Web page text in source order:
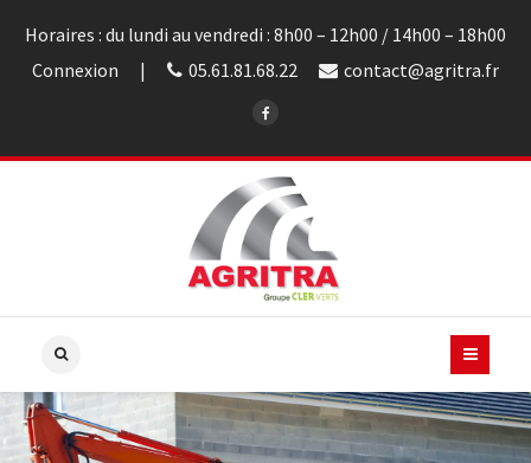
Horaires : du lundi au vendredi : 8h00 – 12h00 / 14h00 – 18h00
Connexion
05.61.81.68.22 contact@agritra.fr